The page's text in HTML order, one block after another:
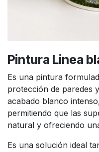
Pintura Linea
Es una pintura
protección de paredes
acabado blanco
permitiendo que las
natural y ofreciendo
Es una solución ideal